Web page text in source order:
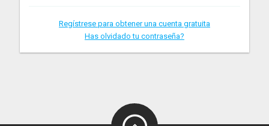
Regístrese para obtener una cuenta gratuita
Has olvidado tu contraseña?